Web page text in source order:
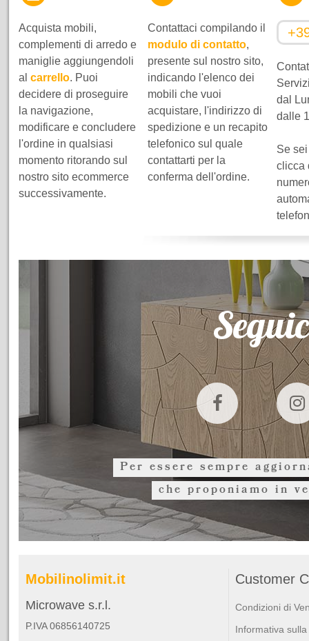
Acquista mobili,
complementi di arredo e
maniglie aggiungendoli
al carrello. Puoi
decidere di proseguire
la navigazione,
modificare e concludere
l'ordine in qualsiasi
momento ritorando sul
nostro sito ecommerce
successivamente.
Contattaci compilando il
modulo di contatto,
presente sul nostro sito,
indicando l'elenco dei
mobili che vuoi
acquistare, l'indirizzo di
spedizione e un recapito
telefonico sul quale
contattarti per la
conferma dell'ordine.
dal
dalle
Se
clicca
Per essere sempre
che proponiamo in
Mobilinolimit.it
Microwave s.r.l.
P.IVA 06856140725
Customer
Condizioni di
Informativa